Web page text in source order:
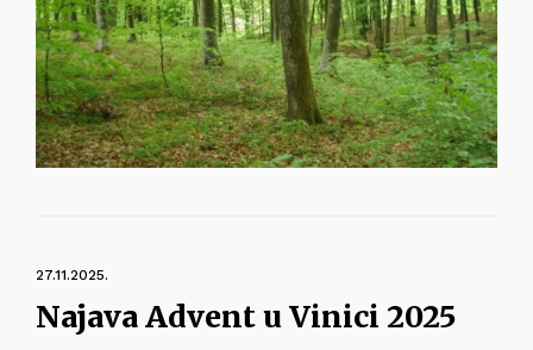
27.11.2025.
Najava Advent u Vinici 2025